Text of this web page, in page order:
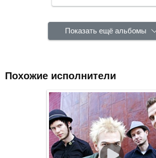
Показать ещё альбомы
Похожие исполнители